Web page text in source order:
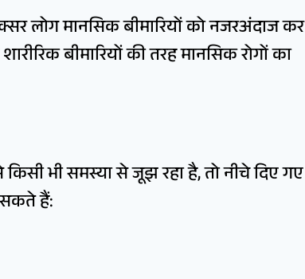
लोग मानसिक बीमारियों को नजरअंदाज कर
बीमारियों की तरह मानसिक रोगों का
भी समस्या से जूझ रहा है, तो नीचे दिए गए
हैं: